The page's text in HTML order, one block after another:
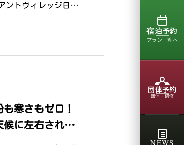
ントヴィレッジ日光
寒さもゼロ！
候に左右されな
宿泊予約
プラン一覧へ
団体予約
団体・研修
NEWS